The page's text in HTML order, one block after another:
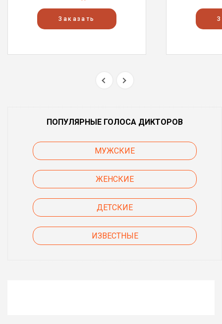
Заказать
ПОПУЛЯРНЫЕ ГОЛОСА ДИКТОРОВ
МУЖСКИЕ
ЖЕНСКИЕ
ДЕТСКИЕ
ИЗВЕСТНЫЕ